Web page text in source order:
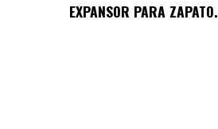
EXPANSOR PARA ZAPATO.